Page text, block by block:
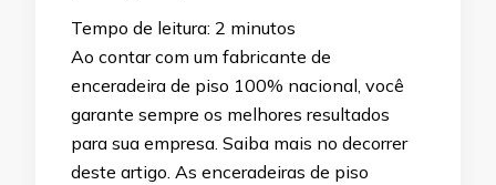
Tempo de leitura: 2 minutos
Ao contar com um fabricante de
enceradeira de piso 100% nacional, você
garante sempre os melhores resultados
para sua empresa. Saiba mais no decorrer
deste artigo. As enceradeiras de piso